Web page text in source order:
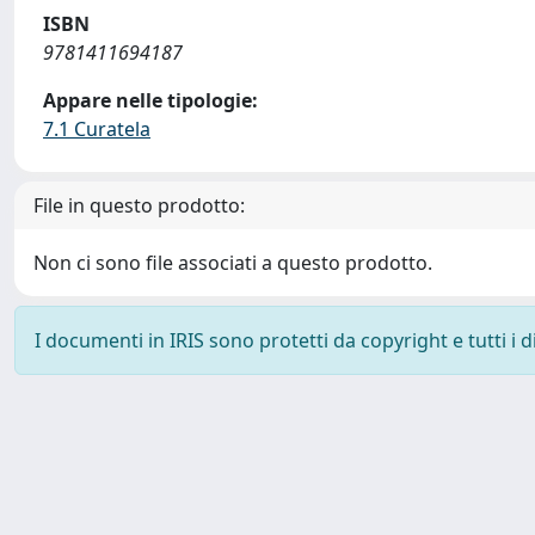
ISBN
9781411694187
Appare nelle tipologie:
7.1 Curatela
File in questo prodotto:
Non ci sono file associati a questo prodotto.
I documenti in IRIS sono protetti da copyright e tutti i